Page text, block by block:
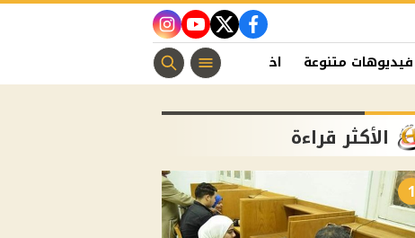
facebook
twitter
youtube
instagram
فيديوهات متنوعة اخبار الفن منوعات مسيحية
الأكثر قراءة
1